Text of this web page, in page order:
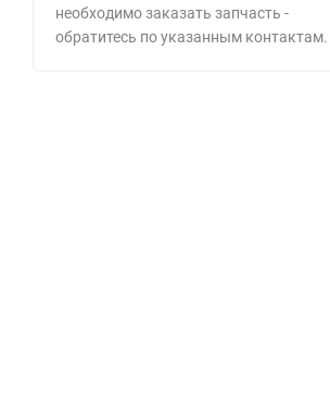
необходимо заказать запчасть -
обратитесь по указанным контактам.